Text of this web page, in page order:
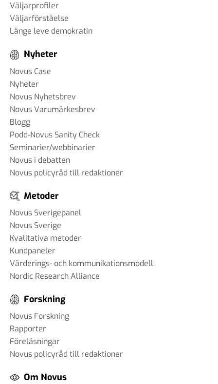
Väljarprofiler
Väljarförståelse
Länge leve demokratin
Nyheter
Novus Case
Nyheter
Novus Nyhetsbrev
Novus Varumärkesbrev
Blogg
Podd-Novus Sanity Check
Seminarier/webbinarier
Novus i debatten
Novus policyråd till redaktioner
Metoder
Novus Sverigepanel
Novus Sverige
Kvalitativa metoder
Kundpaneler
Värderings- och kommunikationsmodell
Nordic Research Alliance
Forskning
Novus Forskning
Rapporter
Föreläsningar
Novus policyråd till redaktioner
Om Novus